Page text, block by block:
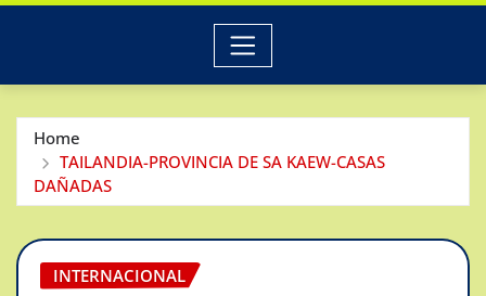
Home
TAILANDIA-PROVINCIA DE SA KAEW-CASAS
DAÑADAS
INTERNACIONAL